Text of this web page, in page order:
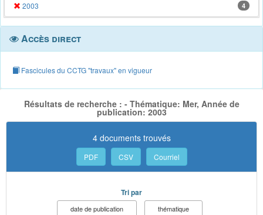
2003 4
Accès direct
Fascicules du CCTG "travaux" en vigueur
Résultats de recherche : - Thématique: Mer, Année de
publication: 2003
4 documents trouvés
PDF CSV Courriel
Tri par
date de publication
thématique